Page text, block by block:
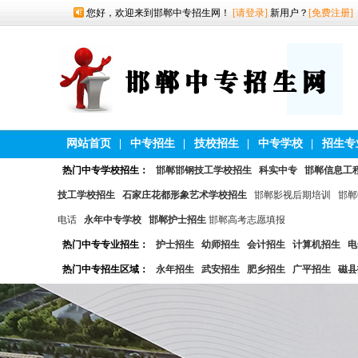
您好，欢迎来到邯郸中专招生网！ [请登录] 新用户？ [免费注册]
网站首页 中专招生 技校招生 中专学校 招生专
热门中专学校招生： 邯郸邯钢技工学校招生 科实中专 邯郸信息工
技工学校招生 石家庄花都形象艺术学校招生 邯郸影视后期培训 邯
电话 永年中专学校 邯郸护士招生 邯郸高考志愿填报
热门中专专业招生： 护士招生 幼师招生 会计招生 计算机招生
热门中专招生区域： 永年招生 武安招生 肥乡招生 广平招生 磁